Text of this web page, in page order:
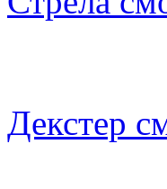
Декстер